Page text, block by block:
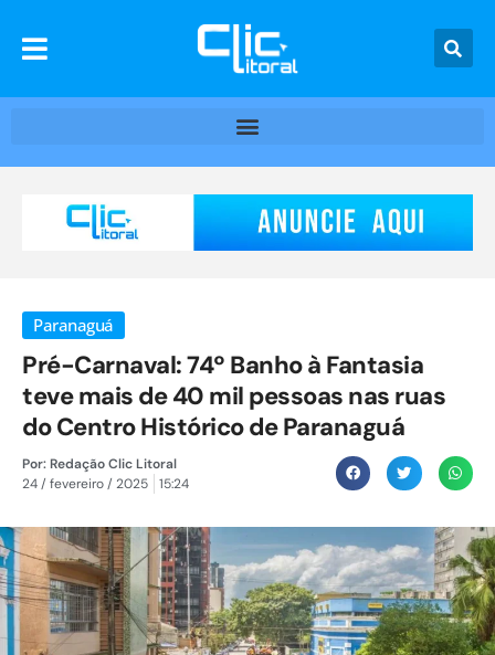
Paranaguá
Pré-Carnaval: 74º Banho à Fantasia
teve mais de 40 mil pessoas nas ruas
do Centro Histórico de Paranaguá
Por:Redação Clic Litoral
24 / fevereiro / 2025
15:24